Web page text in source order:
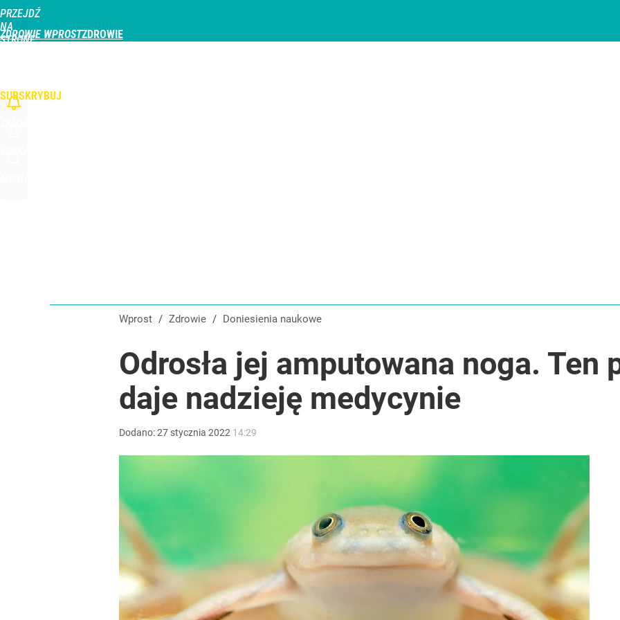
PRZEJDŹ
NA
STRONĘ
ZDROWIE WPROST
SUBSKRYBUJ
Wprost / Zdrowie / Doniesienia naukowe
Odrosła jej amputowana noga. Ten
daje nadzieję medycynie
Dodano:27 stycznia 2022 14:29